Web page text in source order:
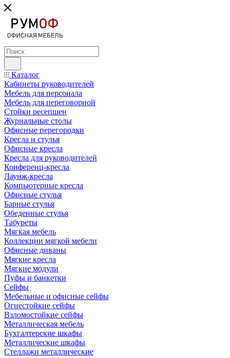
Каталог
Кабинеты руководителей
Мебель для персонала
Мебель для переговорной
Стойки ресепшен
Журнальные столы
Офисные перегородки
Кресла и стулья
Офисные кресла
Кресла для руководителей
Конференц-кресла
Лаунж-кресла
Компьютерные кресла
Офисные стулья
Барные стулья
Обеденные стулья
Табуреты
Мягкая мебель
Коллекции мягкой мебели
Офисные диваны
Мягкие кресла
Мягкие модули
Пуфы и банкетки
Сейфы
Мебельные и офисные сейфы
Огнестойкие сейфы
Взломостойкие сейфы
Металлическая мебель
Бухгалтерские шкафы
Металлические шкафы
Стеллажи металлические